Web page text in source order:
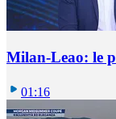
Milan-Leao: le
01:16